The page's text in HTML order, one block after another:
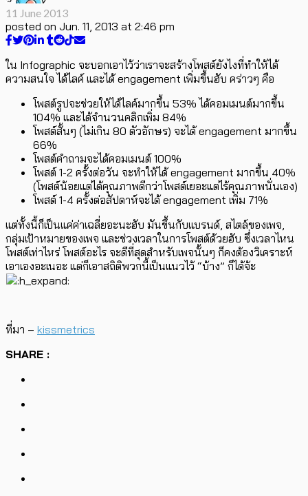
11 June 2013
posted on Jun. 11, 2013 at 2:46 pm
ใน Infographic จะบอกเอาไว้ว่าเราจะสร้างโพสต์ยังไงที่ทำให้ได้
ความสนใจ ได้ไลค์ และได้ engagement เพิ่มขึ้นฮับ คร่าวๆ คือ
โพสต์รูปจะช่วยให้ได้ไลค์มากขึ้น 53% ได้คอมเมนต์มากขึ้น
104% และได้จำนวนคลิกเพิ่ม 84%
โพสต์สั้นๆ (ไม่เกิน 80 ตัวอักษร) จะได้ engagement มากขึ้น
66%
โพสต์คำถามจะได้คอมเมนต์ 100%
โพสต์ 1-2 ครั้งต่อวัน จะทำให้ได้ engagement มากขึ้น 40%
(โพสต์น้อยแต่ได้คุณภาพดีกว่าโพสต์เยอะแต่ไร้คุณภาพนั่นเอง)
โพสต์ 1-4 ครั้งต่อสัปดาห์จะได้ engagement เพิ่ม 71%
แต่ทั้งนี้ก็เป็นแค่ค่าเฉลี่ยอะนะฮับ มันขึ้นกับแบรนด์, สไตล์ของเพจ,
กลุ่มเป้าหมายของเพจ และช่วงเวลาในการโพสต์ด้วยฮับ ซึ่งเวลาไหน
โพสต์เท่าไหร่ โพสต์อะไร จะดีที่สุดสำหรับเพจนั้นๆ ก็คงต้องวิเคราะห์
เอาเองอะเนอะ แต่ก็เอาสถิติพวกนี้เป็นแนวไว้ “บ้าง” ก็ได้จ้ะ
ที่มา – kissmetrics
SHARE :